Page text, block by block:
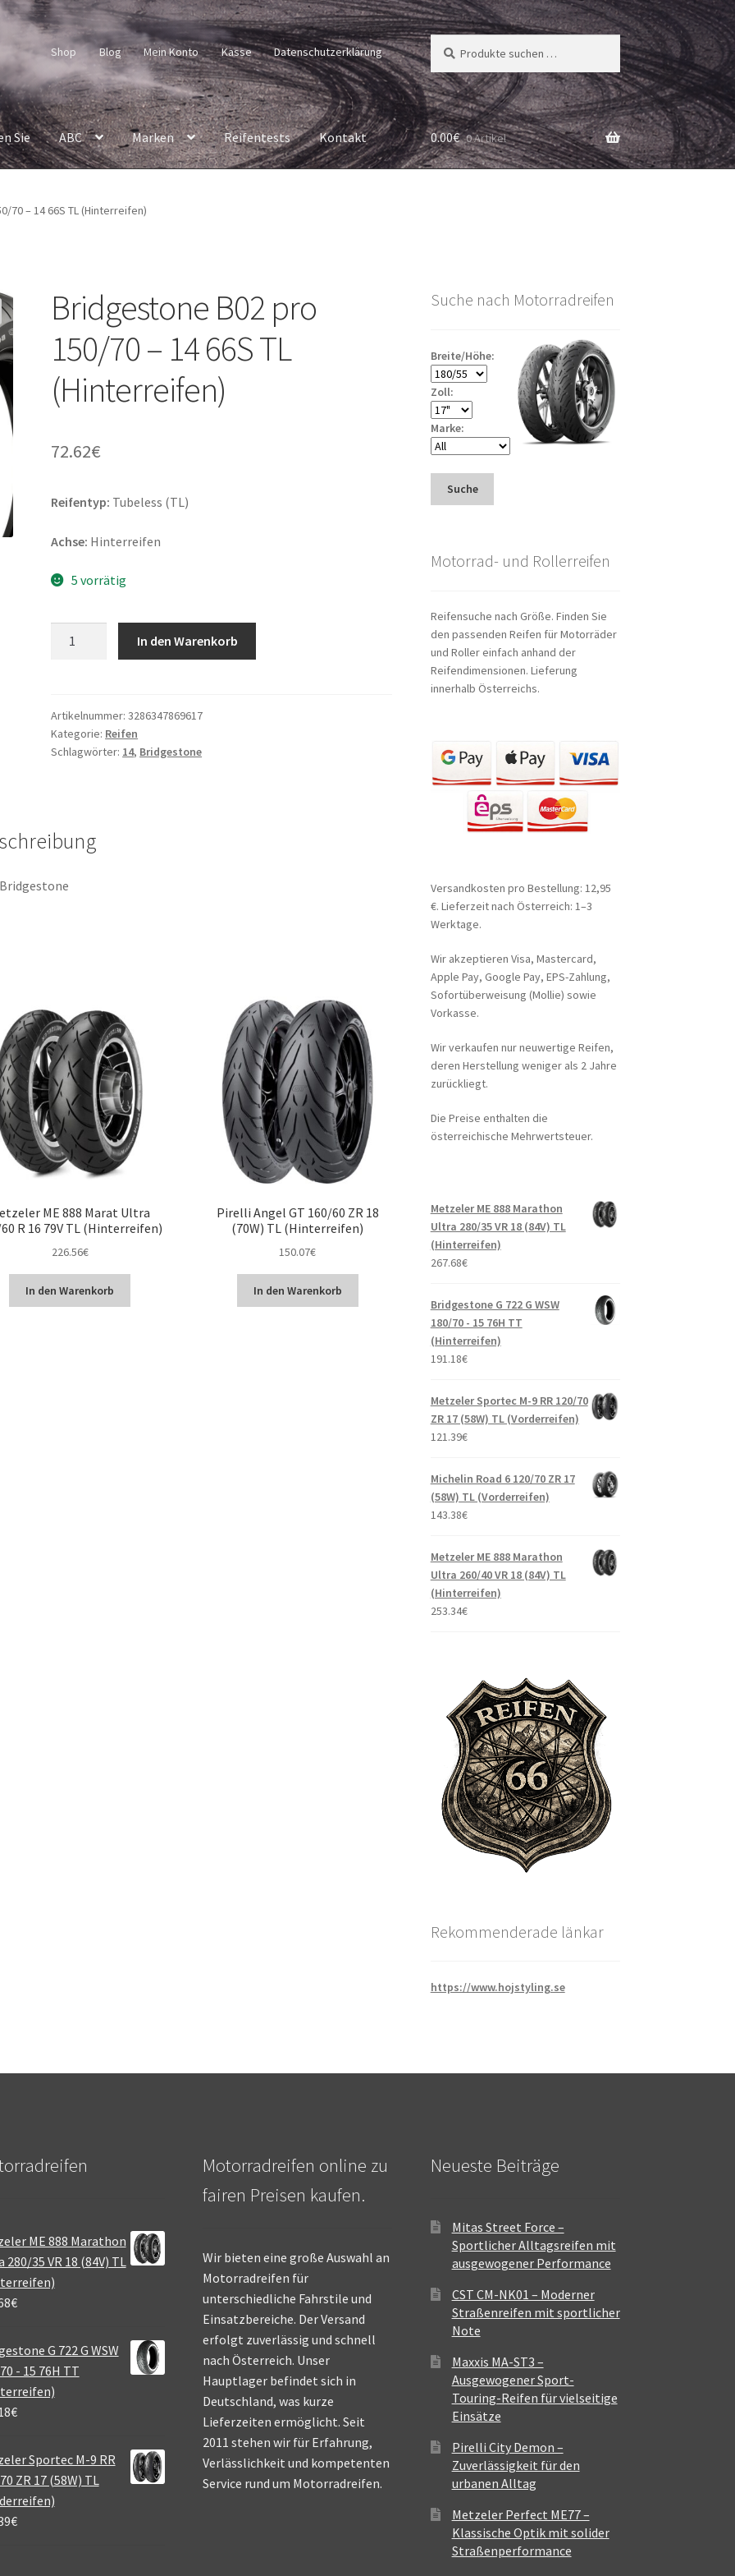
Shop Blog Mein Konto Kasse Datenschutzerklärung
Suchen
nach:
Suchen
Sie ABC Marken Reifentests Kontakt 0.00€ 0 Artikel
70 – 14 66S TL (Hinterreifen)
Bridgestone B02 pro
150/70 – 14 66S TL
(Hinterreifen)
72.62€
Reifentyp: Tubeless (TL)
Achse: Hinterreifen
5 vorrätig
-
14
66S
In den Warenkorb
Artikelnummer:3286347869617
Kategorie: Reifen
Schlagwörter: 14, Bridgestone
ME 888 Marat Ultra
R 16 79V TL (Hinterreifen)
226.56€
In den Warenkorb
Pirelli Angel GT 160/60 ZR 18
(70W) TL (Hinterreifen)
150.07€
In den Warenkorb
Suche nach Motorradreifen
Breite/Höhe:
Zoll:
Marke:
Suche
Motorrad- und Rollerreifen
Reifensuche nach Größe. Finden Sie
den passenden Reifen für Motorräder
und Roller einfach anhand der
Reifendimensionen. Lieferung
innerhalb Österreichs.
Versandkosten pro Bestellung: 12,95
€. Lieferzeit nach Österreich: 1–3
Werktage.
Wir akzeptieren Visa, Mastercard,
Apple Pay, Google Pay, EPS-Zahlung,
Sofortüberweisung (Mollie) sowie
Vorkasse.
Wir verkaufen nur neuwertige Reifen,
deren Herstellung weniger als 2 Jahre
zurückliegt.
Die Preise enthalten die
österreichische Mehrwertsteuer.
Metzeler ME 888 Marathon
Ultra 280/35 VR 18 (84V) TL
(Hinterreifen)
267.68€
Bridgestone G 722 G WSW
180/70 - 15 76H TT
(Hinterreifen)
191.18€
Metzeler Sportec M-9 RR 120/70
ZR 17 (58W) TL (Vorderreifen)
121.39€
Michelin Road 6 120/70 ZR 17
(58W) TL (Vorderreifen)
143.38€
Metzeler ME 888 Marathon
Ultra 260/40 VR 18 (84V) TL
(Hinterreifen)
253.34€
Rekommenderade länkar
https://www.hojstyling.se
ME 888 Marathon
280/35 VR 18 (84V) TL
€
G 722 G WSW
- 15 76H TT
€
Sportec M-9 RR
ZR 17 (58W) TL
€
Motorradreifen online zu
fairen Preisen kaufen.
Wir bieten eine große Auswahl an
Motorradreifen für
unterschiedliche Fahrstile und
Einsatzbereiche. Der Versand
erfolgt zuverlässig und schnell
nach Österreich. Unser
Hauptlager befindet sich in
Deutschland, was kurze
Lieferzeiten ermöglicht. Seit
2011 stehen wir für Erfahrung,
Verlässlichkeit und kompetenten
Service rund um Motorradreifen.
Neueste Beiträge
Mitas Street Force –
Sportlicher Alltagsreifen mit
ausgewogener Performance
CST CM-NK01 – Moderner
Straßenreifen mit sportlicher
Note
Maxxis MA-ST3 –
Ausgewogener Sport-
Touring-Reifen für vielseitige
Einsätze
Pirelli City Demon –
Zuverlässigkeit für den
urbanen Alltag
Metzeler Perfect ME77 –
Klassische Optik mit solider
Straßenperformance